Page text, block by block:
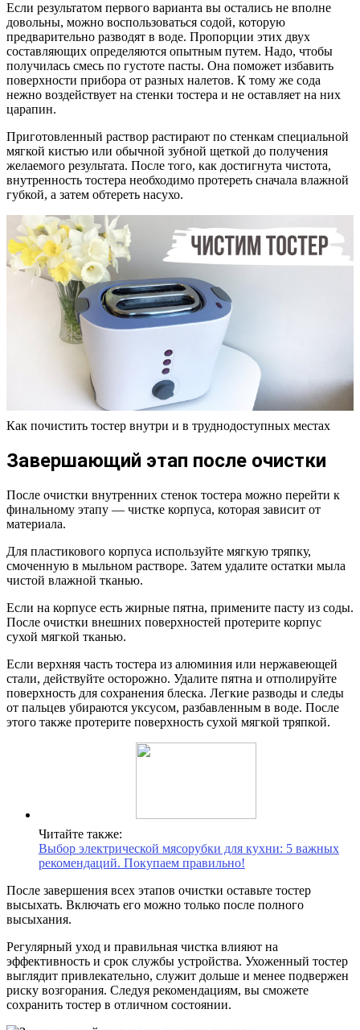
Если результатом первого варианта вы остались не вполне
довольны, можно воспользоваться содой, которую
предварительно разводят в воде. Пропорции этих двух
составляющих определяются опытным путем. Надо, чтобы
получилась смесь по густоте пасты. Она поможет избавить
поверхности прибора от разных налетов. К тому же сода
нежно воздействует на стенки тостера и не оставляет на них
царапин.
Приготовленный раствор растирают по стенкам специальной
мягкой кистью или обычной зубной щеткой до получения
желаемого результата. После того, как достигнута чистота,
внутренность тостера необходимо протереть сначала влажной
губкой, а затем обтереть насухо.
Как почистить тостер внутри и в труднодоступных местах
Завершающий этап после очистки
После очистки внутренних стенок тостера можно перейти к
финальному этапу — чистке корпуса, которая зависит от
материала.
Для пластикового корпуса используйте мягкую тряпку,
смоченную в мыльном растворе. Затем удалите остатки мыла
чистой влажной тканью.
Если на корпусе есть жирные пятна, примените пасту из соды.
После очистки внешних поверхностей протерите корпус
сухой мягкой тканью.
Если верхняя часть тостера из алюминия или нержавеющей
стали, действуйте осторожно. Удалите пятна и отполируйте
поверхность для сохранения блеска. Легкие разводы и следы
от пальцев убираются уксусом, разбавленным в воде. После
этого также протерите поверхность сухой мягкой тряпкой.
Читайте также:
Выбор электрической мясорубки для кухни: 5 важных
рекомендаций. Покупаем правильно!
После завершения всех этапов очистки оставьте тостер
высыхать. Включать его можно только после полного
высыхания.
Регулярный уход и правильная чистка влияют на
эффективность и срок службы устройства. Ухоженный тостер
выглядит привлекательно, служит дольше и менее подвержен
риску возгорания. Следуя рекомендациям, вы сможете
сохранить тостер в отличном состоянии.